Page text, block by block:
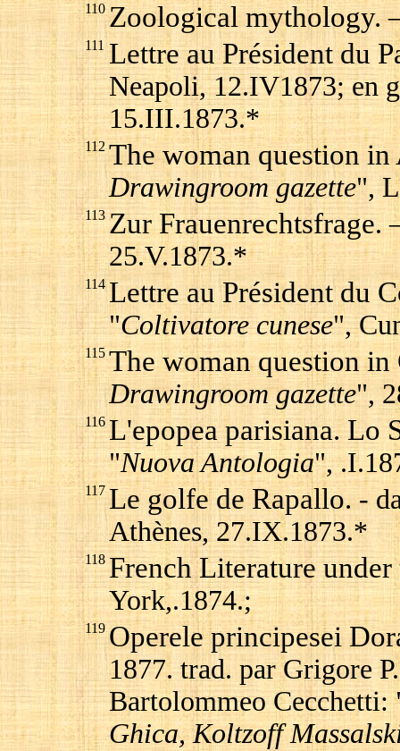
110 Zoological mythology.
111 Lettre au Président du
Neapoli, 12.IV1873; en
15.III.1873.*
112 The woman question in
Drawingroom gazette",
113 Zur Frauenrechtsfrage.
25.V.1873.*
114 Lettre au Président du
"Coltivatore cunese",
115 The woman question in
Drawingroom gazette",
116 L'epopea parisiana. Lo
"Nuova Antologia",
117 Le golfe de Rapallo.-
Athènes, 27.IX.1873.*
118 French Literature
York,.1874.;
119 Operele principesei
1877. trad. par Grigore
Bartolommeo Cecchetti:
Ghica, Koltzoff